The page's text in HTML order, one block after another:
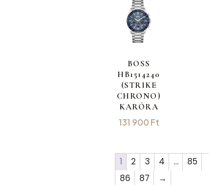
BOSS
HB1514240
(STRIKE
CHRONO)
KARÓRA
131 900 Ft
1 2 3 4 …
85
86
87 →